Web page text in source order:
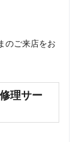
のご来店をお
理サー